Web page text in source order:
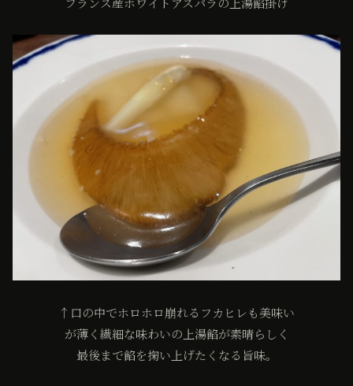
↑口の中でホロホロ崩れるフカヒレも美味い
が薄く繊細な味わいの上湯餡が素晴らしく
最後まで餡を掬い上げたくなる旨味。